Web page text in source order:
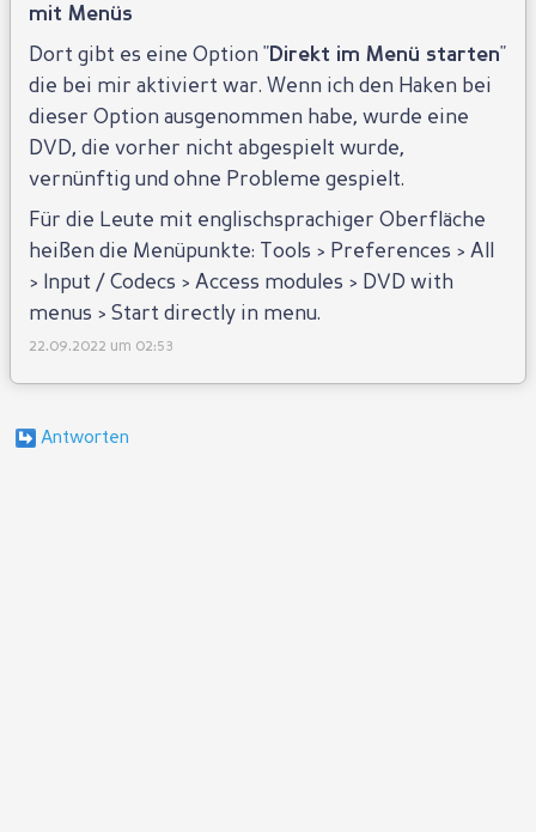
mit Menüs
Dort gibt es eine Option " Direkt im Menü starten"
die bei mir aktiviert war. Wenn ich den Haken bei
dieser Option ausgenommen habe, wurde eine
DVD, die vorher nicht abgespielt wurde,
vernünftig und ohne Probleme gespielt.
Für die Leute mit englischsprachiger Oberfläche
heißen die Menüpunkte: Tools > Preferences > All
> Input / Codecs > Access modules > DVD with
menus > Start directly in menu.
22.09.2022 um 02:53